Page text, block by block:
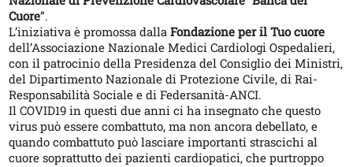
Cuore”.
L’iniziativa è promossa dallaFondazione per il Tuo cuore
dell’Associazione Nazionale Medici Cardiologi Ospedalieri,
con il patrocinio della Presidenza del Consiglio dei Ministri,
del Dipartimento Nazionale di Protezione Civile, di Rai-
Responsabilità Sociale e di Federsanità-ANCI.
Il COVID19 in questi due anni ci ha insegnato che questo
virus può essere combattuto, ma non ancora debellato, e
quando combattuto può lasciare importanti strascichi al
cuore soprattutto dei pazienti cardiopatici, che purtroppo